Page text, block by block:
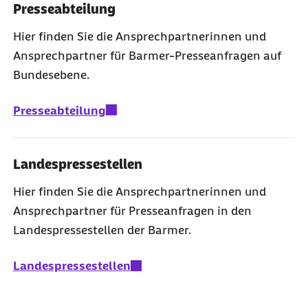
Presseabteilung
Hier finden Sie die Ansprechpartnerinnen und
Ansprechpartner für Barmer-Presseanfragen auf
Bundesebene.
Presseabteilung
Landespressestellen
Hier finden Sie die Ansprechpartnerinnen und
Ansprechpartner für Presseanfragen in den
Landespressestellen der Barmer.
Landespressestellen